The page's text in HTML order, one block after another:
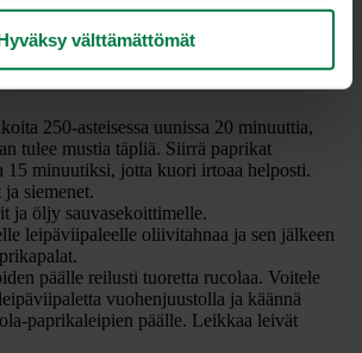
välttämättömät
vuohenjuustoa
250-asteisessa uunissa 20 minuuttia,
tulee mustia täpliä. Siirrä paprikat
15 minuutiksi, jotta kuori irtoaa helposti.
siemenet.
ja öljy sauvasekoittimelle.
leipäviipaleelle oliivitahnaa ja sen jälkeen
päälle reilusti tuoretta rucolaa. Voitele
vuohenjuustolla ja käännä
paprikaleipien päälle. Leikkaa leivät